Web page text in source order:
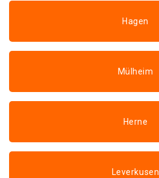
Hagen
Mülheim
Herne
Leverkusen